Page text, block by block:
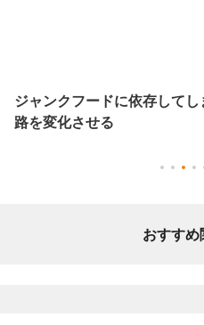
ジャンクフードに依存して
路を変化させる
おすす